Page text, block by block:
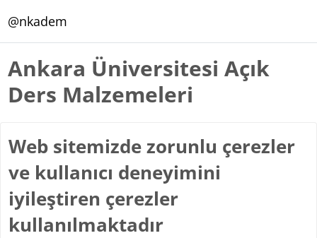
@nkadem
Ankara Üniversitesi Açık
Ders Malzemeleri
Web sitemizde zorunlu çerezler
ve kullanıcı deneyimini
iyileştiren çerezler
kullanılmaktadır